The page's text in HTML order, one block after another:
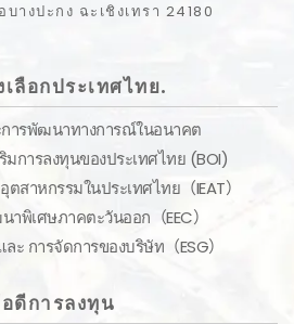
างปะกง ฉะเชิงเทรา 24180
ลือกประเทศไทย.
ารพัฒนาทางการณ์ในอนาคต
มการลงทุนของประเทศไทย (BOI)
สาหกรรมในประเทศไทย（IEAT）
พิเศษภาคตะวันออก（EEC）
ะ การจัดการของบริษัท（ESG）
ดีการลงทุน